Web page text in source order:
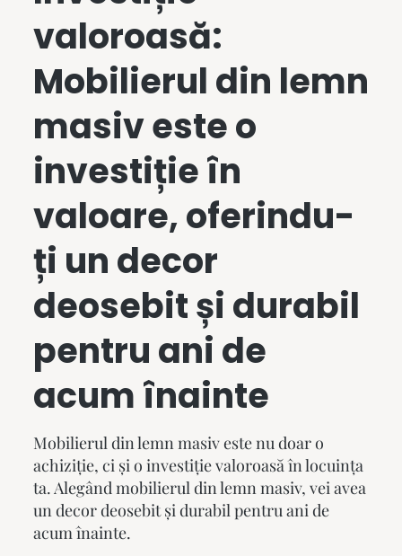
valoroasă:
Mobilierul din lemn
masiveste o
investiție în
valoare, oferindu-
ți un decor
deosebit și durabil
pentru ani de
acum înainte
Mobilierul din lemn masiveste nu doar o
achiziție, ci și o investiție valoroasă în locuința
ta. Alegând mobilierul din lemn masiv, vei avea
un decor deosebit și durabil pentru ani de
acum înainte.